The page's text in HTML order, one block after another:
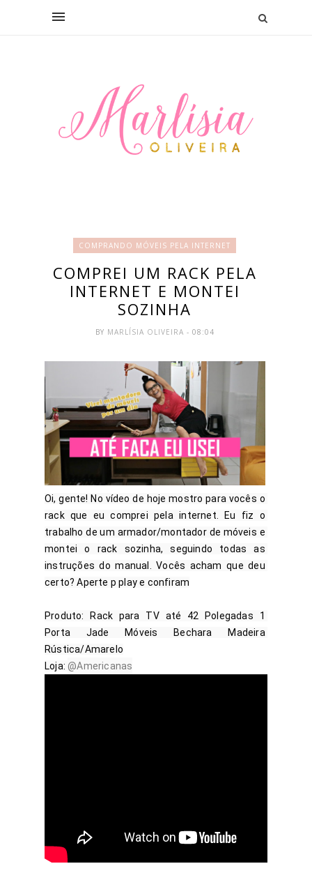
COMPRANDO MÓVEIS PELA INTERNET
COMPREI UM RACK PELA
INTERNET E MONTEI
SOZINHA
BY MARLÍSIA OLIVEIRA - 08:04
Oi, gente! No vídeo de hoje mostro para vocês o
rack que eu comprei pela internet. Eu fiz o
trabalho de um armador/montador de móveis e
montei o rack sozinha, seguindo todas as
instruções do manual. Vocês acham que deu
certo? Aperte p play e confiram
Produto: Rack para TV até 42 Polegadas 1
Porta Jade Móveis Bechara Madeira
Rústica/Amarelo
Loja: @Americanas